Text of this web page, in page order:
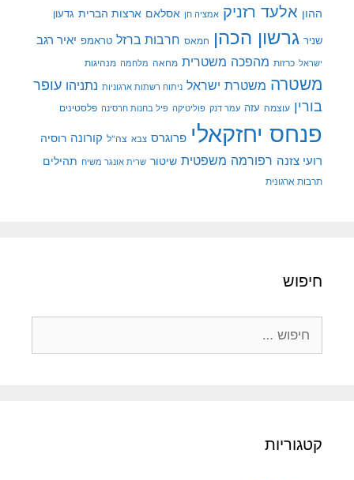
ההון אלעד רזניק אמציה חן אסלאם ארצות הברית גדעון
שניר גרשון הכהן חמאס חרבות ברזל טראמפ יאיר רגב
ישראל כרזות מהפכה משטרית מחאה מלחמה מנהיגות
משטרה משטרת ישראל ניתוח רשתות ארגוניות נתניהו עופר
בורין עוצמה עזה עמר דנק פוליטיקה פיל בחנות חרסינה פלסטינים
פנחס יחזקאלי פרוגרס צבא צה"ל קורונה רוסיה
רועי צזנה רפורמה משפטית שיטור שרית אונגר משיח תהילים
תרבות ארגונית
חיפוש
קטגוריות